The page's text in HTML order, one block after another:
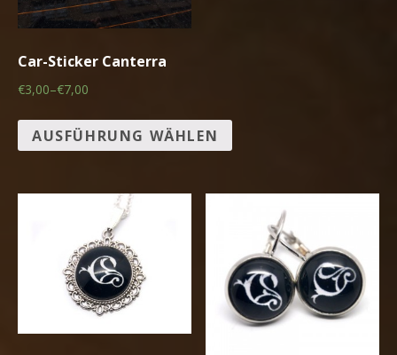
Car-Sticker Canterra
€3,00–€7,00
AUSFÜHRUNG WÄHLEN